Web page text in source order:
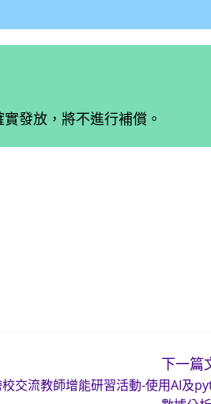
發放，將不進行補償。
下一篇
交流教師增能研習活動-使用AI及